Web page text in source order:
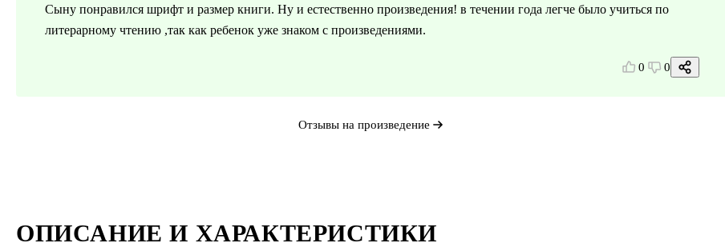
ОПИСАНИЕ И ХАРАКТЕРИСТИКИ
Сыну понравился шрифт и размер книги. Ну и естественно произведения! в течении года легче было учиться по
литерарному чтению ,так как ребенок уже знаком с произведениями.
0 0
Отзывы на произведение